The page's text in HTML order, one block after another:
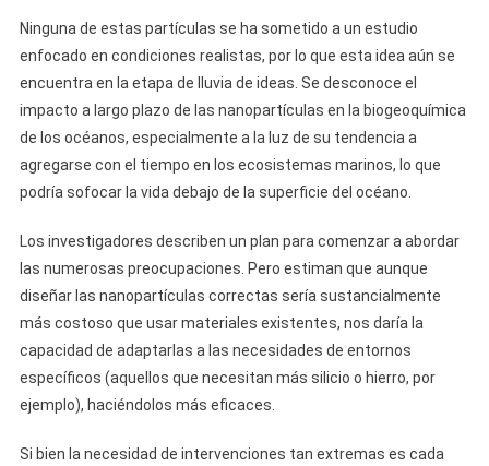
Ninguna de estas partículas se ha sometido a un estudio
enfocado en condiciones realistas, por lo que esta idea aún se
encuentra en la etapa de lluvia de ideas. Se desconoce el
impacto a largo plazo de las nanopartículas en la biogeoquímica
de los océanos, especialmente a la luz de su tendencia a
agregarse con el tiempo en los ecosistemas marinos, lo que
podría sofocar la vida debajo de la superficie del océano.
Los investigadores describen un plan para comenzar a abordar
las numerosas preocupaciones. Pero estiman que aunque
diseñar las nanopartículas correctas sería sustancialmente
más costoso que usar materiales existentes, nos daría la
capacidad de adaptarlas a las necesidades de entornos
específicos (aquellos que necesitan más silicio o hierro, por
ejemplo), haciéndolos más eficaces.
Si bien la necesidad de intervenciones tan extremas es cada